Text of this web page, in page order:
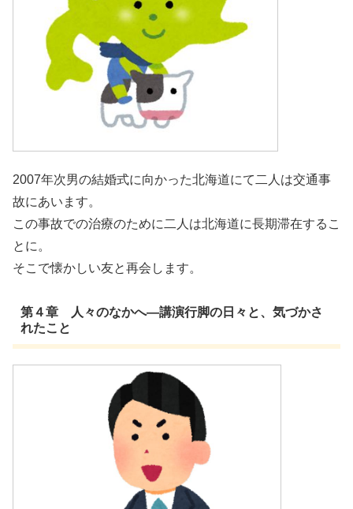
2007年次男の結婚式に向かった北海道にて二人は交通事
故にあいます。
この事故での治療のために二人は北海道に長期滞在するこ
とに。
そこで懐かしい友と再会します。
第４章 人々のなかへ―講演行脚の日々と、気づかさ
れたこと